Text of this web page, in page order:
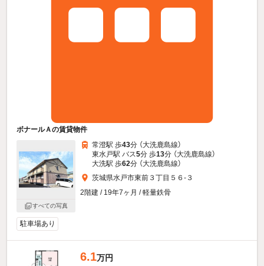
ボナールＡの賃貸物件
すべての写真
常澄駅 歩43分 （大洗鹿島線）
東水戸駅 バス5分 歩13分 （大洗鹿島線）
大洗駅 歩62分 （大洗鹿島線）
茨城県水戸市東前３丁目５６-３
2階建 / 19年7ヶ月 / 軽量鉄骨
駐車場あり
6.1万円